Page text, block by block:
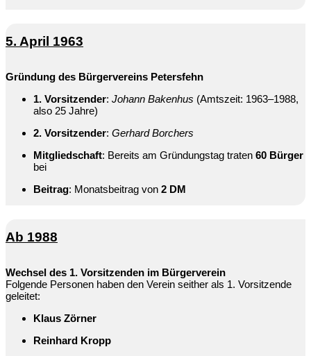
5. April 1963
Gründung des Bürgervereins Petersfehn
1. Vorsitzender: Johann Bakenhus (Amtszeit: 1963–1988,
also 25 Jahre)
2. Vorsitzender: Gerhard Borchers
Mitgliedschaft: Bereits am Gründungstag traten 60 Bürger
bei
Beitrag: Monatsbeitrag von 2 DM
Ab 1988
Wechsel des 1. Vorsitzenden im Bürgerverein
Folgende Personen haben den Verein seither als 1. Vorsitzende
geleitet:
Klaus Zörner
Reinhard Kropp